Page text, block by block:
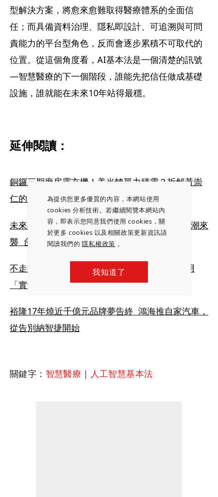
為提供您更多優質的內容，本網站使用
cookies 分析技術。若繼續閱覽本網站內
容，即表示您同意我們使用 cookies，關
於更多 cookies 以及相關政策更新資訊請
閱讀我們的隱私權政策 。
我知道了
型解決方案，將愈來愈難取得醫療體系的全面信
任；而具備資料治理、隱私即設計、可追溯與可問
責能力的平台型角色，反而會逐步累積不可取代的
位置。從這個角度看，AI基本法是一個清楚的訊號
—智慧醫療的下一個階段，誰能先把信任做成基礎
設施，誰就能在未來10年站得最穩。
延伸閱讀：
銅鑼三期廠房露玄機！美光轉單力積電？拆解黃崇
仁的盤算
未來4年釋出量高於內科30年需求量！最猛供給潮來
襲  台北商辦行情大洗牌
不走接班路也拒輝達高薪  李長榮第4代李婉蓉用
「實體AI科學家」誓言消滅癌症
裕隆17年燒近千億元品牌夢告終  鴻海推自家汽車，
從告別納智捷開始
關鍵字： 智慧醫療 ｜ 人工智慧基本法